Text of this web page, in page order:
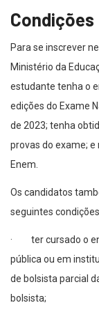
Condições
Para se inscrever
Ministério da
estudante tenha o
edições do Exame
de 2023; tenha
provas do exame;
Enem.
Os candidatos
seguintes
· ter cursado o
pública ou em
de bolsista parcial
bolsista;